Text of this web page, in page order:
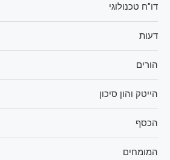
דו"ח טכנולוגי
דעות
הורים
הייטק והון סיכון
הכסף
המומחים